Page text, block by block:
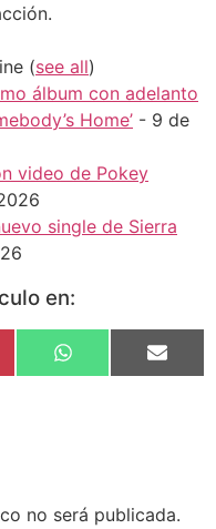
(see all)
álbum con adelanto
Home’ - 9 de
video de Pokey
single de Sierra
en:
WhatsApp Email
no será publicada.